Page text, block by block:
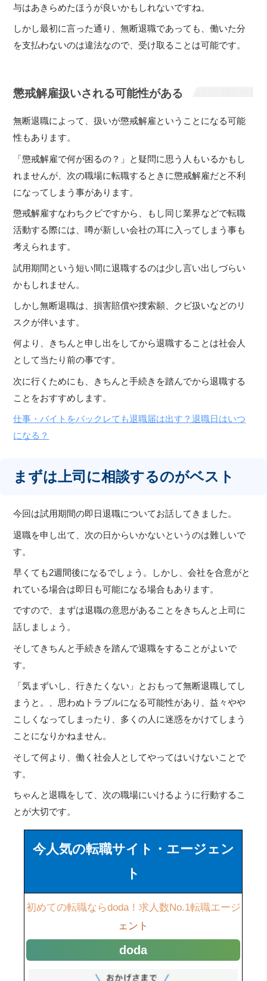
与はあきらめたほうが良いかもしれないですね。
しかし最初に言った通り、無断退職であっても、働いた分
を支払わないのは違法なので、受け取ることは可能です。
懲戒解雇扱いされる可能性がある
無断退職によって、扱いが懲戒解雇ということになる可能
性もあります。
「懲戒解雇で何が困るの？」と疑問に思う人もいるかもし
れませんが、次の職場に転職するときに懲戒解雇だと不利
になってしまう事があります。
懲戒解雇すなわちクビですから、もし同じ業界などで転職
活動する際には、噂が新しい会社の耳に入ってしまう事も
考えられます。
試用期間という短い間に退職するのは少し言い出しづらい
かもしれません。
しかし無断退職は、損害賠償や捜索願、クビ扱いなどのリ
スクが伴います。
何より、きちんと申し出をしてから退職することは社会人
として当たり前の事です。
次に行くためにも、きちんと手続きを踏んでから退職する
ことをおすすめします。
仕事・バイトをバックレても退職届は出す？退職日はいつ
になる？
まずは上司に相談するのがベスト
今回は試用期間の即日退職についてお話してきました。
退職を申し出て、次の日からいかないというのは難しいで
す。
早くても2週間後になるでしょう。しかし、会社を合意がと
れている場合は即日も可能になる場合もあります。
ですので、まずは退職の意思があることをきちんと上司に
話しましょう。
そしてきちんと手続きを踏んで退職をすることがよいで
す。
「気まずいし、行きたくない」とおもって無断退職してし
まうと。、思わぬトラブルになる可能性があり、益々やや
こしくなってしまったり、多くの人に迷惑をかけてしまう
ことになりかねません。
そして何より、働く社会人としてやってはいけないことで
す。
ちゃんと退職をして、次の職場にいけるように行動するこ
とが大切です。
今人気の転職サイト・エージェン
ト
初めての転職ならdoda！求人数No.1転職エージ
ェント
doda